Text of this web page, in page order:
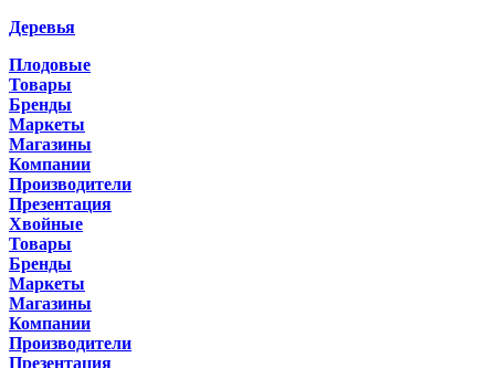
Деревья
Плодовые
Товары
Бренды
Маркеты
Магазины
Компании
Производители
Презентация
Хвойные
Товары
Бренды
Маркеты
Магазины
Компании
Производители
Презентация